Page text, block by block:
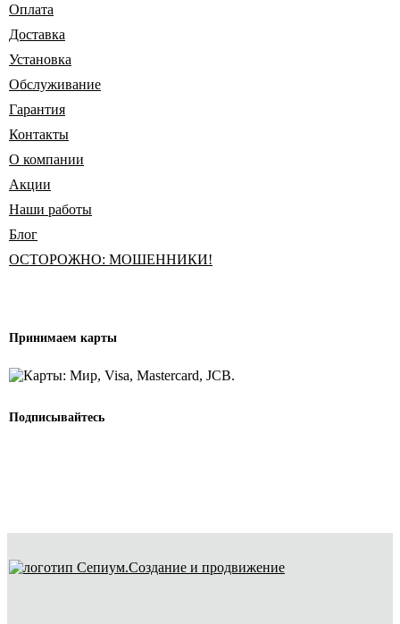
Оплата
Доставка
Установка
Обслуживание
Гарантия
Контакты
О компании
Акции
Наши работы
Блог
ОСТОРОЖНО: МОШЕННИКИ!
Принимаем карты
Подписывайтесь
Создание и продвижение